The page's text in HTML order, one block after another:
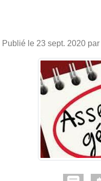
Publié le 23 sept. 2020 par